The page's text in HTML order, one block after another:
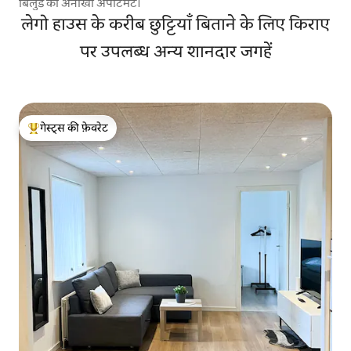
बिलुंड का अनोखा अपार्टमेंट।
लेगो हाउस के करीब छुट्टियाँ बिताने के लिए किराए
पर उपलब्ध अन्य शानदार जगहें
गेस्ट्स का टॉप फ़ेवरेट
गेस्ट्स की फ़ेवरेट